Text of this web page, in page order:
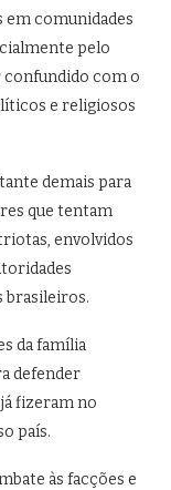
em comunidades
pelo
confundido com o
e religiosos
demais para
que tentam
envolvidos
brasileiros.
da família
defender
fizeram no
país.
às facções e